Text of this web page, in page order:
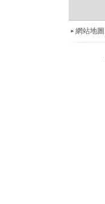
網站地圖